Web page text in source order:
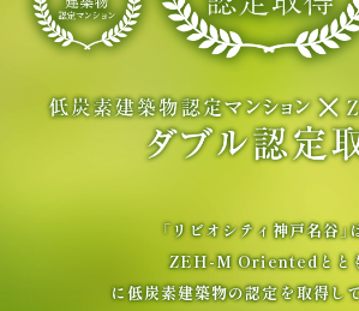
資料請求者限定ページ 現地案内図
物件概要
来場予約はこちら
モデルルームをご見学いただけます。
「リビオシティ神戸名谷」
ZEH-M Orientedとと
に低炭素建築物の認定を取得し